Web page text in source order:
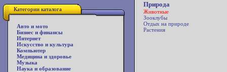
Категории каталога
Авто и мото
Бизнес и финансы
Интернет
Искусство и культура
Компьютер
Медицина и здоровье
Музыка
Наука и образование
Природа
Животные
Зооклубы
Отдых на природе
Растения